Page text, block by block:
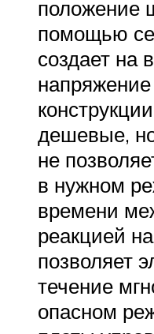
положение
помощью
создает на
дешевые,
не
в нужном
времени
реакцией
позволяет
течение
опасном